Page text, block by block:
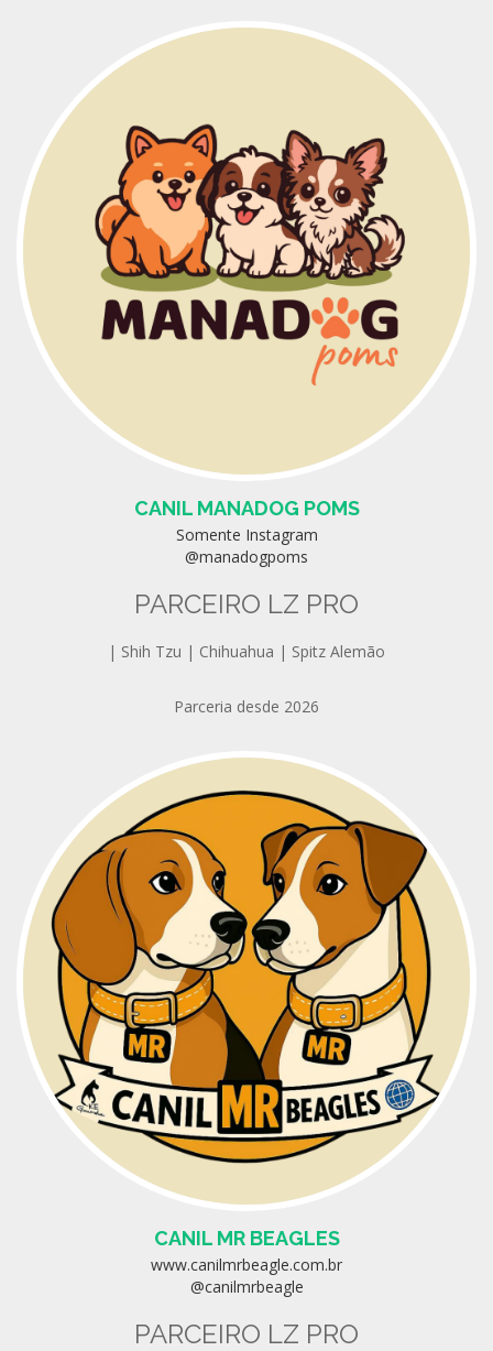
CANIL MANADOG POMS
Somente Instagram
@manadogpoms
PARCEIRO LZ PRO
| Shih Tzu | Chihuahua | Spitz Alemão
Parceria desde 2026
CANIL MR BEAGLES
www.canilmrbeagle.com.br
@canilmrbeagle
PARCEIRO LZ PRO